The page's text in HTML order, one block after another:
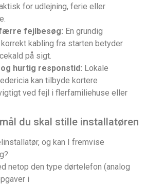
for udlejning, ferie eller
fejlbesøg: En grundig
kabling fra starten betyder
på sigt.
hurtig responstid: Lokale
kan tilbyde kortere
ved fejl i flerfamiliehuse eller
du skal stille installatøren
og kan I fremvise
netop den type dørtelefon (analog
i